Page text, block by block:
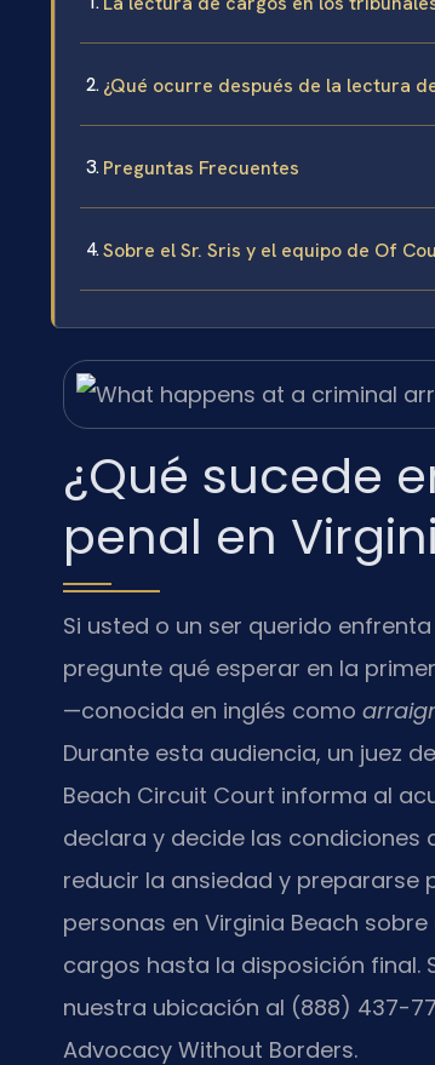
¿Qué ocurre después de la lectura
Preguntas Frecuentes
Sobre el Sr. Sris y el equipo de Of
¿Qué sucede
penal en
Si usted o un ser querido
pregunte qué esperar en la
—conocida en inglés como
Durante esta audiencia, un juez
Beach Circuit Court informa al
declara y decide las condiciones
reducir la ansiedad y prepararse
personas en Virginia Beach
cargos hasta la disposición final.
nuestra ubicación al (888) 437-
Advocacy Without Borders.